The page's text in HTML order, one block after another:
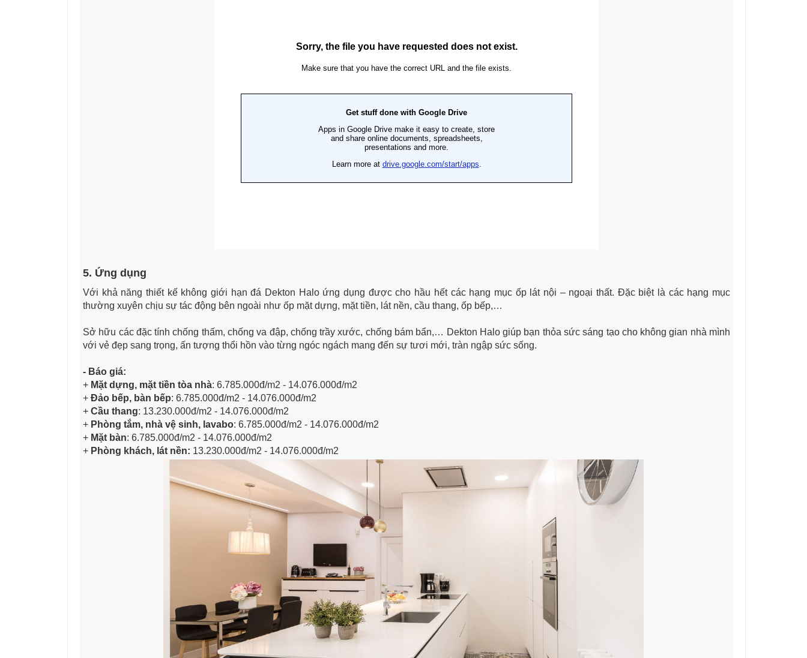
5. Ứng dụng
Với khả năng thiết kế không giới hạn đá Dekton Halo ứng dụng được cho hầu hết các hạng mục ốp lát nội – ngoại thất. Đặc biệt là các hạng mục
thường xuyên chịu sự tác động bên ngoài như ốp mặt dựng, mặt tiền, lát nền, cầu thang, ốp bếp,…
Sở hữu các đặc tính chống thấm, chống va đập, chống trầy xước, chống bám bẩn,… Dekton Halo giúp bạn thỏa sức sáng tạo cho không gian nhà mình
với vẻ đẹp sang trọng, ấn tượng thổi hồn vào từng ngóc ngách mang đến sự tươi mới, tràn ngập sức sống.
- Báo giá:
+ Mặt dựng, mặt tiền tòa nhà: 6.785.000đ/m2 - 14.076.000đ/m2
+ Đảo bếp, bàn bếp: 6.785.000đ/m2 - 14.076.000đ/m2
+ Cầu thang: 13.230.000đ/m2 - 14.076.000đ/m2
+ Phòng tắm, nhà vệ sinh, lavabo: 6.785.000đ/m2 - 14.076.000đ/m2
+ Mặt bàn: 6.785.000đ/m2 - 14.076.000đ/m2
+ Phòng khách, lát nền: 13.230.000đ/m2 - 14.076.000đ/m2